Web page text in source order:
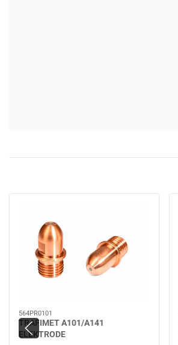
564PR0101
TRAFIMET A101/A141
ELEKTRODE